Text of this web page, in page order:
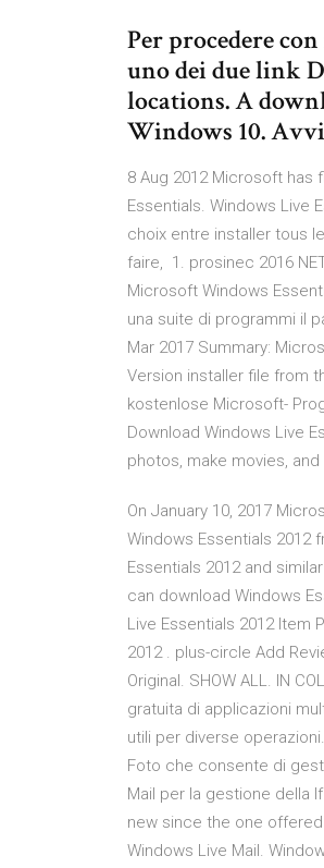
Per procedere
uno dei due link
locations. A
Windows 10.
8 Aug 2012 Microsoft has
Essentials. Windows Live
choix entre installer tous
faire, 1. prosinec 2016
Microsoft Windows
una suite di programmi il
Mar 2017 Summary:
Version installer file from
kostenlose Microsoft-
Download Windows Live
photos, make movies, and
On January 10, 2017
Windows Essentials 2012
Essentials 2012 and
can download Windows
Live Essentials 2012 Item
2012 . plus-circle Add
Original. SHOW ALL. IN
gratuita di applicazioni
utili per diverse
Foto che consente di
Mail per la gestione della
new since the one offered
Windows Live Mail.